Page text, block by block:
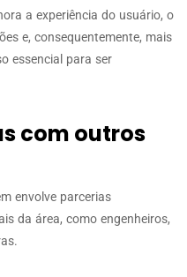
a experiência do usuário, o
e, consequentemente, mais
essencial para ser
com outros
envolve parcerias
da área, como engenheiros,